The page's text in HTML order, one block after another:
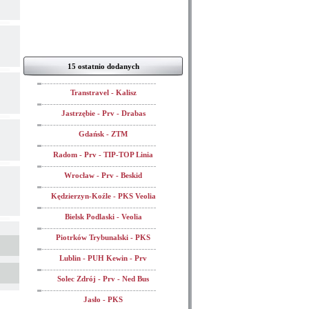
15 ostatnio dodanych
Transtravel - Kalisz
Jastrzębie - Prv - Drabas
Gdańsk - ZTM
Radom - Prv - TIP-TOP Linia
Wrocław - Prv - Beskid
Kędzierzyn-Koźle - PKS Veolia
Bielsk Podlaski - Veolia
Piotrków Trybunalski - PKS
Lublin - PUH Kewin - Prv
Solec Zdrój - Prv - Ned Bus
Jasło - PKS